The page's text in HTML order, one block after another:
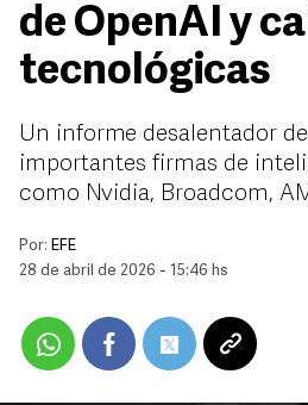
de OpenAI y
tecnológicas
Un informe desalentador
importantes firmas de
como Nvidia, Broadcom,
Por: EFE
28 de abril de 2026 - 15:46 hs